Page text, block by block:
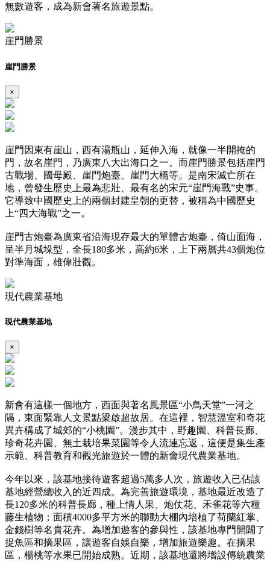
無數遊客，成為新會著名旅遊景點。
崖門勝景
崖門勝景
×
崖門因東有崖山，西有湯瓶山，延伸入海，就像一半開掩的
門，故名崖門，乃廣東八大出海口之一。而崖門勝景包括崖門
古戰場、國母殿、崖門炮臺、崖門大橋等。是南宋滅亡所在
地，曾發生歷史上最為悲壯、最有名的宋元“崖門海戰”史事。
它導致中國歷史上的兩個封建皇朝的更替，被稱為中國歷史
上“四大海戰”之一。
崖門古炮臺為廣東省沿海現存最大的單體古炮臺，倚山面海，
呈半月城垛型，全長180多米，高約6米，上下兩層共43個炮位
對準海面，雄偉壯觀。
現代農業基地
現代農業基地
×
新會有這樣一個地方，西面與著名風景區“小鳥天堂”一河之
隔，東面緊靠人文景點梁啟超故居。在這裡，智慧溫室和奇花
異卉構成了城郊的“小桃園”。漫步其中，野趣園、科普長廊、
珍奇花卉園、無土栽培果菜園等令人流連忘返，這便是集生產
示範、科普教育和觀光旅遊於一體的新會現代農業基地。
今年以來，該基地接待遊客超過5萬多人次，旅遊收入已佔該
基地經營總收入的近四成。為完善旅遊環境，基地最近改造了
長120多米的科普長廊，種上情人果、炮仗花、禾雀花等六種
藤生植物；面積4000多平方米的聯動大棚內培植了荷蘭紅掌、
金錢樹等名貴花卉。為增加遊客的參與性，該基地專門開闢了
捉魚區和摘果區，讓遊客自娛自樂，增加旅遊樂趣。在摘果
區，楊桃等水果已開始成熟。近期，該基地還將增設傳統農業